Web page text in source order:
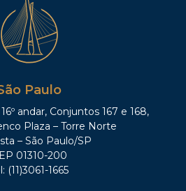
Paulo
andar, Conjuntos 167 e 168,
Plaza – Torre Norte
– São Paulo/SP
01310-200
(11)3061-1665